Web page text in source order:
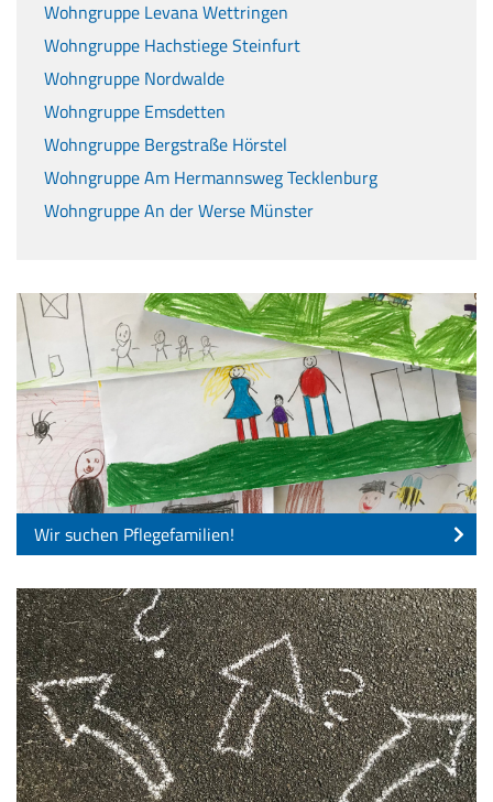
Wohngruppe Levana Wettringen
Wohngruppe Hachstiege Steinfurt
Wohngruppe Nordwalde
Wohngruppe Emsdetten
Wohngruppe Bergstraße Hörstel
Wohngruppe Am Hermannsweg Tecklenburg
Wohngruppe An der Werse Münster
Wir suchen Pflegefamilien!